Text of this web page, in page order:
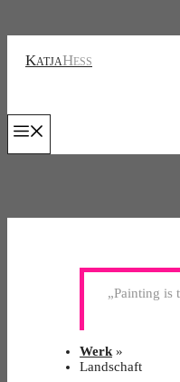
InhaltKatjaHess
„Painting is
Werk »
Landschaft